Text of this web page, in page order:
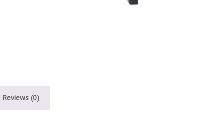
Reviews (0)